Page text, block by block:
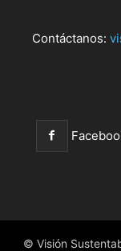
Contáctanos:
© Visión